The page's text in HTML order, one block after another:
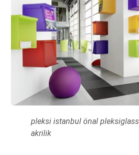
pleksi istanbul önal
akrilik